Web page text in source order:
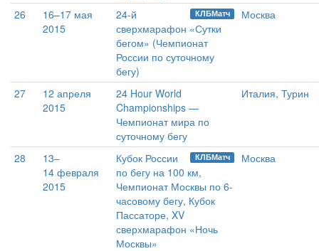
26
16–17 мая
2015
КЛБМатч
24-й
сверхмарафон «Сутки
бегом» (Чемпионат
России по суточному
бегу)
Москва
27
12 апреля
2015
24 Hour World
Championships —
Чемпионат мира по
суточному бегу
Италия, Турин
28
13–
14 февраля
2015
КЛБМатч
Кубок России
по бегу на 100 км,
Чемпионат Москвы по 6-
часовому бегу, Кубок
Пассаторе, XV
сверхмарафон «Ночь
Москвы»
Москва